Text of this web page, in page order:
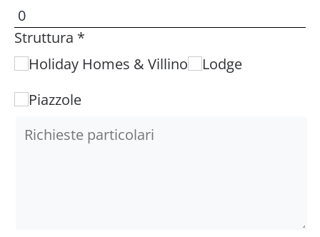
Struttura *
Holiday Homes & Villino
Lodge
Piazzole